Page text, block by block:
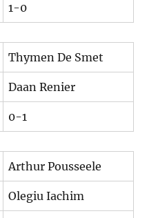
1-0
Thymen De Smet
Daan Renier
0-1
Arthur Pousseele
Olegiu Iachim